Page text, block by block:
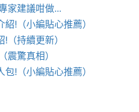
家建議咁做...
!（小編貼心推薦）
持續更新）
驚真相）
!（小編貼心推薦）